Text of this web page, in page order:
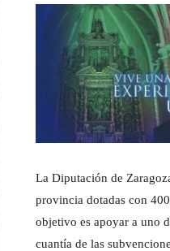
La Diputación de
provincia dotadas con
objetivo es apoyar a uno
cuantía de las